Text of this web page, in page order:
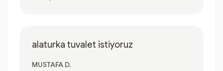
alaturka tuvalet istiyoruz
MUSTAFA D.